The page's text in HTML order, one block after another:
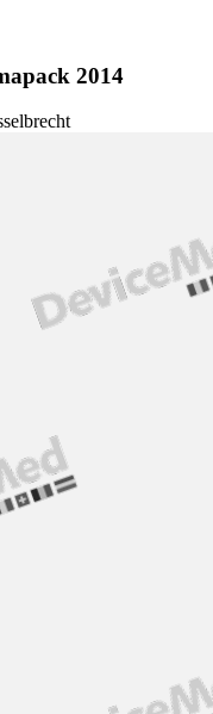
2014